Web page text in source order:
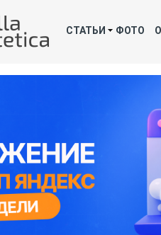
СТАТЬИ ФОТО